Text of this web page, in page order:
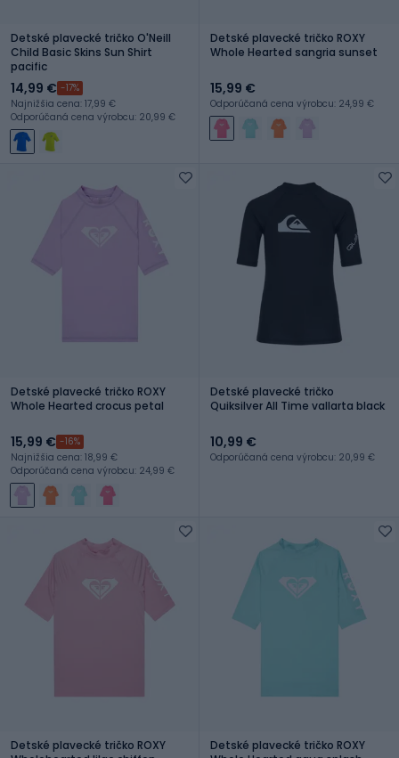
Detské plavecké tričko O'Neill
Child Basic Skins Sun Shirt
pacific
14,99 € -17%
Najnižšia cena: 17,99 €
Odporúčaná cena výrobcu: 20,99 €
Detské plavecké tričko ROXY
Whole Hearted sangria sunset
15,99 €
Odporúčaná cena výrobcu: 24,99 €
Detské plavecké tričko ROXY
Whole Hearted crocus petal
15,99 € -16%
Najnižšia cena: 18,99 €
Odporúčaná cena výrobcu: 24,99 €
Detské plavecké tričko
Quiksilver All Time vallarta black
10,99 €
Odporúčaná cena výrobcu: 20,99 €
Detské plavecké tričko ROXY
Detské plavecké tričko ROXY